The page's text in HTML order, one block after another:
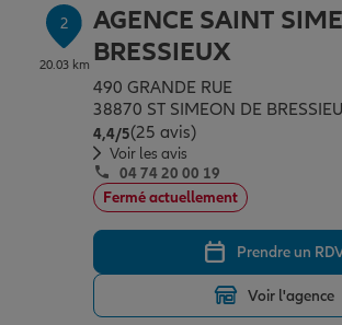
Investissements immobiliers
Transmission
Changer de voiture
Départ à la retraite
Préparer l’avenir
Assurance auto
Assurance habitation
Le Pack Famille
Garantie des accidents de la vie
Professionnels
Allianz en France
2
20.03 km
AGENCE SAINT
BRESSIEUX
490 GRANDE RUE
38870 ST SIMEON DE
4,4/5Note de 4.4 sur 5
(25 avis)
Voir les avis
04 74 20 00 19
Fermé actuellement
Prendre un
Voir l'agence